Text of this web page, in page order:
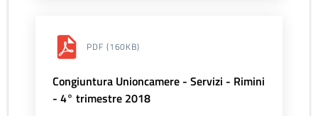
PDF (160KB)
Congiuntura Unioncamere - Servizi - Rimini
- 4° trimestre 2018